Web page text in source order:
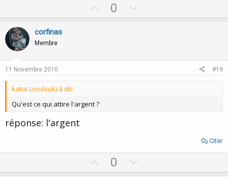
p
t
0
o
v
corfinas
Membre
11 Novembre 2010 #19
katia (zoulouk) à dit:
Qu'est ce qui attire l'argent ?
réponse: l'argent
Citer
0